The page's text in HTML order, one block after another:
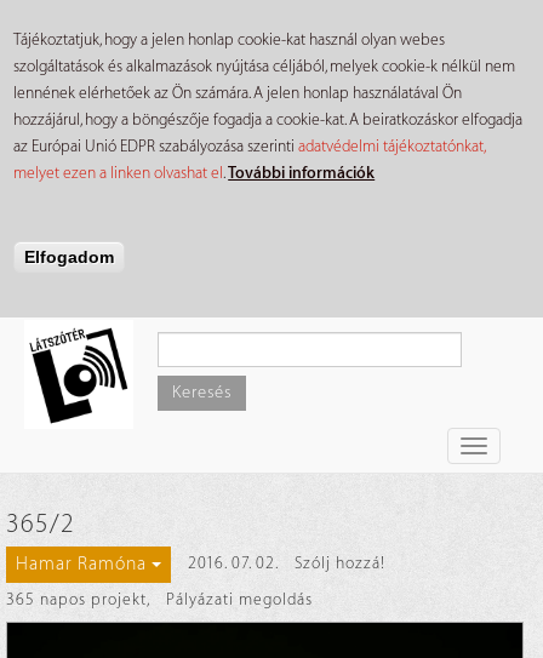
Tájékoztatjuk, hogy a jelen honlap cookie-kat használ olyan webes
szolgáltatások és alkalmazások nyújtása céljából, melyek cookie-k nélkül nem
lennének elérhetőek az Ön számára. A jelen honlap használatával Ön
hozzájárul, hogy a böngészője fogadja a cookie-kat. A beiratkozáskor elfogadja
az Európai Unió EDPR szabályozása szerintiadatvédelmi tájékoztatónkat,
melyet ezen a linken olvashat el.További információk
Elfogadom
tartalomra
Keresés
Toggle
365/2
Hamar Ramóna 2016. 07. 02.
Szólj hozzá!
365 napos projekt, Pályázati megoldás